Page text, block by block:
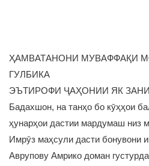
ҲАМВАТАНОНИ МУВАФФАҚИ
ГУЛБИКА
ЭЪТИРОФИ ҶАҲОНИИ ЯК
Бадахшон, на танҳо бо кӯҳҳои
ҳунарҳои дастии мардумаш низ
Имрӯз маҳсули дасти бонувони
Аврупову Амрико доман